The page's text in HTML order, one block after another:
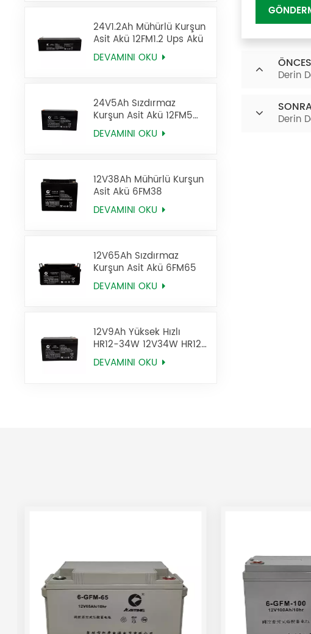
24V1.2Ah Mühürlü Kurşun
Asit Akü 12FM1.2 Ups Akü
DEVAMINI OKU
24V5Ah Sızdırmaz
Kurşun Asit Akü 12FM5
UPS Aküsü
DEVAMINI OKU
12V38Ah Mühürlü Kurşun
Asit Akü 6FM38
DEVAMINI OKU
12V65Ah Sızdırmaz
Kurşun Asit Akü 6FM65
DEVAMINI OKU
12V9Ah Yüksek Hızlı
HR12-34W 12V34W HR12-
9 Sla AGM Batarya
DEVAMINI OKU
Derin
Derin